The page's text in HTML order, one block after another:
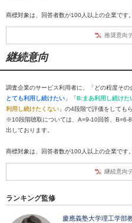
商標対象は、回答者数が100人以上の企業です。
推奨意向
継続意向
調査企業のサービス利用者に、「どの程度そ
とても利用し続けたい 」「B:まあ利用し続けた
利用し続けたくない 」の4段階で評価をしても
※10段階聴取については、A=9-10回答、B=6-
出しております。
商標対象は、回答者数が100人以上の企業です。
継続意向
ランキング監修
慶應義塾大学理工学部